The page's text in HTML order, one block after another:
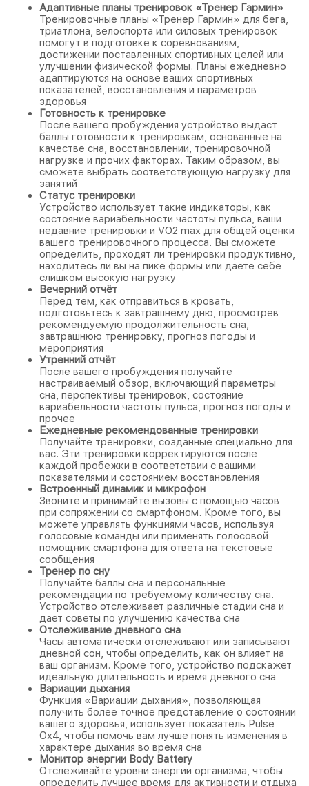
Адаптивные планы тренировок «Тренер Гармин»
Тренировочные планы «Тренер Гармин» для бега,
триатлона, велоспорта или силовых тренировок
помогут в подготовке к соревнованиям,
достижении поставленных спортивных целей или
улучшении физической формы. Планы ежедневно
адаптируются на основе ваших спортивных
показателей, восстановления и параметров
здоровья
Готовность к тренировке
После вашего пробуждения устройство выдаст
баллы готовности к тренировкам, основанные на
качестве сна, восстановлении, тренировочной
нагрузке и прочих факторах. Таким образом, вы
сможете выбрать соответствующую нагрузку для
занятий
Статус тренировки
Устройство использует такие индикаторы, как
состояние вариабельности частоты пульса, ваши
недавние тренировки и VO2 max для общей оценки
вашего тренировочного процесса. Вы сможете
определить, проходят ли тренировки продуктивно,
находитесь ли вы на пике формы или даете себе
слишком высокую нагрузку
Вечерний отчёт
Перед тем, как отправиться в кровать,
подготовьтесь к завтрашнему дню, просмотрев
рекомендуемую продолжительность сна,
завтрашнюю тренировку, прогноз погоды и
мероприятия
Утренний отчёт
После вашего пробуждения получайте
настраиваемый обзор, включающий параметры
сна, перспективы тренировок, состояние
вариабельности частоты пульса, прогноз погоды и
прочее
Ежедневные рекомендованные тренировки
Получайте тренировки, созданные специально для
вас. Эти тренировки корректируются после
каждой пробежки в соответствии с вашими
показателями и состоянием восстановления
Встроенный динамик и микрофон
Звоните и принимайте вызовы с помощью часов
при сопряжении со смартфоном. Кроме того, вы
можете управлять функциями часов, используя
голосовые команды или применять голосовой
помощник смартфона для ответа на текстовые
сообщения
Тренер по сну
Получайте баллы сна и персональные
рекомендации по требуемому количеству сна.
Устройство отслеживает различные стадии сна и
дает советы по улучшению качества сна
Отслеживание дневного сна
Часы автоматически отслеживают или записывают
дневной сон, чтобы определить, как он влияет на
ваш организм. Кроме того, устройство подскажет
идеальную длительность и время дневного сна
Вариации дыхания
Функция «Вариации дыхания», позволяющая
получить более точное представление о состоянии
вашего здоровья, использует показатель Pulse
Ox4, чтобы помочь вам лучше понять изменения в
характере дыхания во время сна
Монитор энергии Body Battery
Отслеживайте уровни энергии организма, чтобы
определить лучшее время для активности и отдыха